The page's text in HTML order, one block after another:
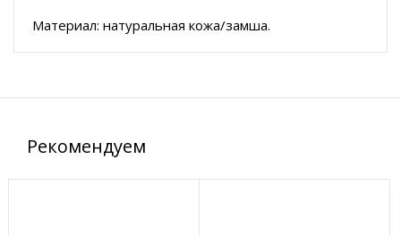
Материал: натуральная кожа/замша.
Рекомендуем